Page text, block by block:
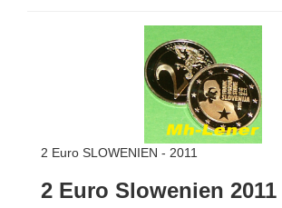
2 Euro SLOWENIEN - 2011
2 Euro Slowenien 2011